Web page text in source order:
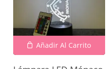
Añadir Al Carrito